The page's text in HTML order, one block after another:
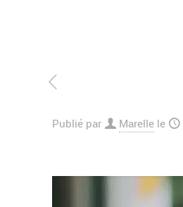
Publié par Marelle le